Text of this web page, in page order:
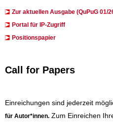
Zur aktuellen Ausgabe (QuPuG 01/
​​​Portal für IP-Zugriff
Positionspapier
Call for Papers
Einreichungen sind jederzeit
für Autor*innen. Zum Einreichen